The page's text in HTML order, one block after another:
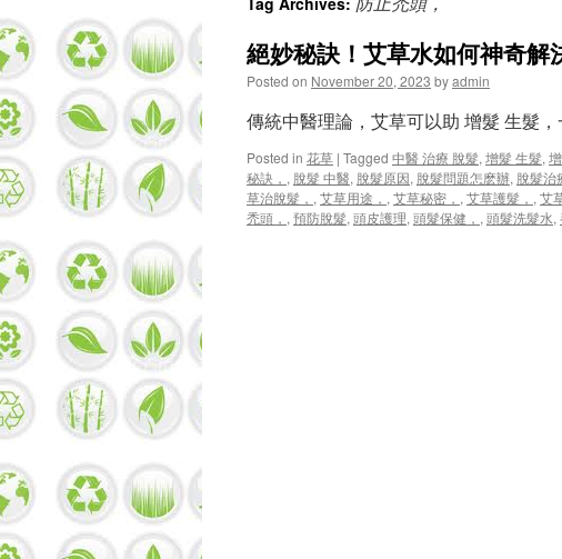
content
絕妙秘訣！艾草水如何神奇解
Posted on November 20, 2023 byadmin
傳統中醫理論，艾草可以助 增髮 生髮
Posted in 花草 | Tagged 中醫 治療 脫髮, 增髮 生髮,
秘訣， , 脫髮 中醫, 脫髮原因, 脫髮問題怎麽辦, 脫髮治
草治脫髮， , 艾草用途， , 艾草秘密， , 艾草護髮， , 艾
禿頭， , 預防脫髮, 頭皮護理, 頭髮保健， , 頭髮洗髮水,